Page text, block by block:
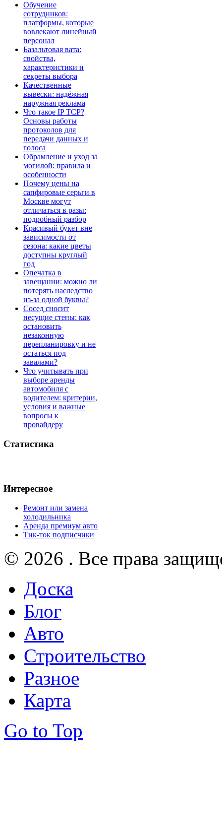
Обучение
сотрудников:
платформы, которые
вовлекают линейный
персонал
Базальтовая вата:
свойства,
характеристики и
секреты выбора
Качественные
вывески: надёжная
наружная реклама
Что такое IP TCP?
Основы работы
протоколов для
передачи данных и
голоса
Обрамление и уход за
могилой: правила и
особенности
Почему цены на
сапфировые серьги в
Москве могут
отличаться в разы:
подробный разбор
Красивый букет вне
зависимости от
сезона: какие цветы
доступны круглый
год
Опечатка в
завещании: можно ли
потерять наследство
из-за одной буквы?
Сосед сносит
несущие стены: как
остановить
незаконную
перепланировку и не
остаться под
завалами?
Что учитывать при
выборе аренды
автомобиля с
водителем: критерии,
условия и важные
вопросы к
провайдеру
Статистика
Интересное
Ремонт или замена
холодильника
Аренда премиум авто
Тик-ток подписчики
© 2026 . Все права
Доска
Блог
Авто
Строительство
Разное
Карта
Go to Top